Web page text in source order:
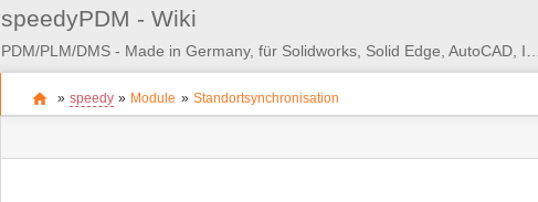
speedyPDM - Wiki
Seitenstatus
Standortanzeiger
Sie
befinden
» speedy » Module » Standortsynchronisation
Seiten-